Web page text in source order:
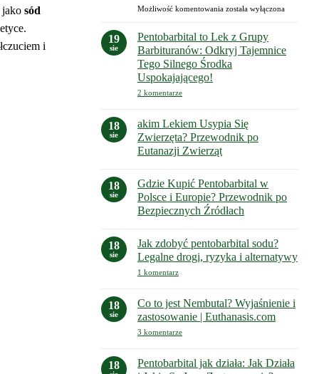
jako sód
i
Polsce
Możliwość komentowania Kup
sodowy
:
Twój
przewodnik
zakupie
została wyłączona
19
sie
Pentobarbital to Lek z Grupy
Barbituranów: Odkryj Tajemnice
Tego Silnego Środka
Uspokajającego!
2 komentarzedo
Lek
z
Grupy
Barbituranów:
Odkryj
Silnego
Środka
Uspokajającego!
18
sie
akim Lekiem Usypia Się
Zwierzęta? Przewodnik po
Eutanazji Zwierząt
do
akim
Lekiem
Usypia
Przewodnik
po
Eutanazji
18
sie
Gdzie Kupić Pentobarbital w
Polsce i Europie? Przewodnik po
Bezpiecznych Źródłach
do
Gdzie
Kupić
Pentobarbital
Europie?
Przewodnik
Bezpiecznych
18
sie
Jak zdobyć pentobarbital sodu?
Legalne drogi, ryzyka i alternatywy
1 komentarzdo
pentobarbital
sodu?
Legalne
ryzyka
18
sie
Co to jest Nembutal? Wyjaśnienie i
zastosowanie | Euthanasis.com
3 komentarzedo
jest
Nembutal?
18
Pentobarbital jak działa: Jak Działa